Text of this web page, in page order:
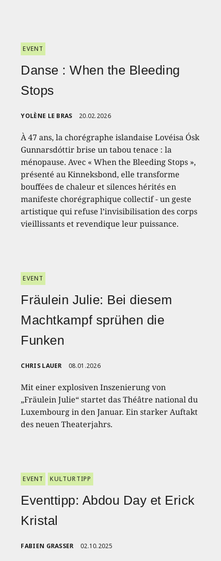
EVENT
Danse : When the Bleeding
Stops
YOLÈNE LE BRAS 20.02.2026
À 47 ans, la chorégraphe islandaise Lovéisa Ósk
Gunnarsdóttir brise un tabou tenace : la
ménopause. Avec « When the Bleeding Stops »,
présenté au Kinneksbond, elle transforme
bouffées de chaleur et silences hérités en
manifeste chorégraphique collectif - un geste
artistique qui refuse l’invisibilisation des corps
vieillissants et revendique leur puissance.
EVENT
Fräulein Julie: Bei diesem
Machtkampf sprühen die
Funken
CHRIS LAUER 08.01.2026
Mit einer explosiven Inszenierung von
„Fräulein Julie“ startet das Théâtre national du
Luxembourg in den Januar. Ein starker Auftakt
des neuen Theaterjahrs.
EVENT KULTURTIPP
Eventtipp: Abdou Day et Erick
Kristal
FABIEN GRASSER 02.10.2025